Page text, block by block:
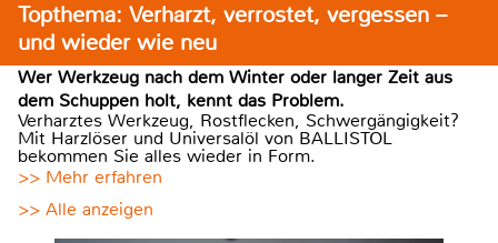
Topthema: Verharzt, verrostet, vergessen –
und wieder wie neu
Wer Werkzeug nach dem Winter oder langer Zeit aus
dem Schuppen holt, kennt das Problem.
Verharztes Werkzeug, Rostflecken, Schwergängigkeit?
Mit Harzlöser und Universalöl von BALLISTOL
bekommen Sie alles wieder in Form.
>> Mehr erfahren
>> Alle anzeigen